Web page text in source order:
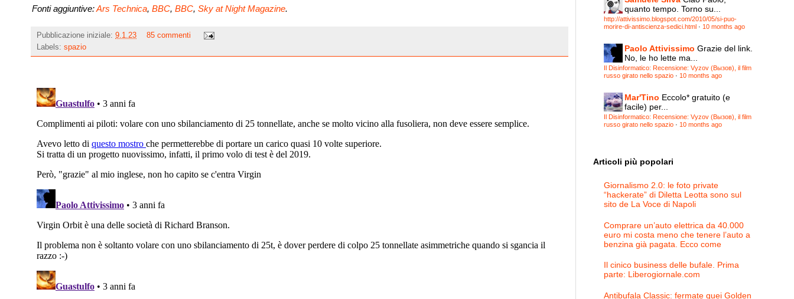
Fonti aggiuntive:Ars Technica, BBC, BBC, Sky at Night Magazine.
Pubblicazione iniziale: 9.1.23
85 commenti
Labels: spazio
quanto tempo. Torno su...
http://attivissimo.blogspot.com/2010/05/si-puo-
morire-di-antiscienza-sedici.html· 10 months ago
Paolo Attivissimo Grazie del link.
No, le ho lette ma...
Il Disinformatico: Recensione: Vyzov (Вызов), il film
russo girato nello spazio· 10 months ago
Mar'Tino Eccolo* gratuito (e
facile) per...
Il Disinformatico: Recensione: Vyzov (Вызов), il film
russo girato nello spazio· 10 months ago
Articoli più popolari
Giornalismo 2.0: le foto private
“hackerate” di Diletta Leotta sono sul
sito de La Voce di Napoli
Comprare un’auto elettrica da 40.000
euro mi costa meno che tenere l’auto a
benzina già pagata. Ecco come
Il cinico business delle bufale. Prima
parte: Liberogiornale.com
Antibufala Classic: fermate quei Golden